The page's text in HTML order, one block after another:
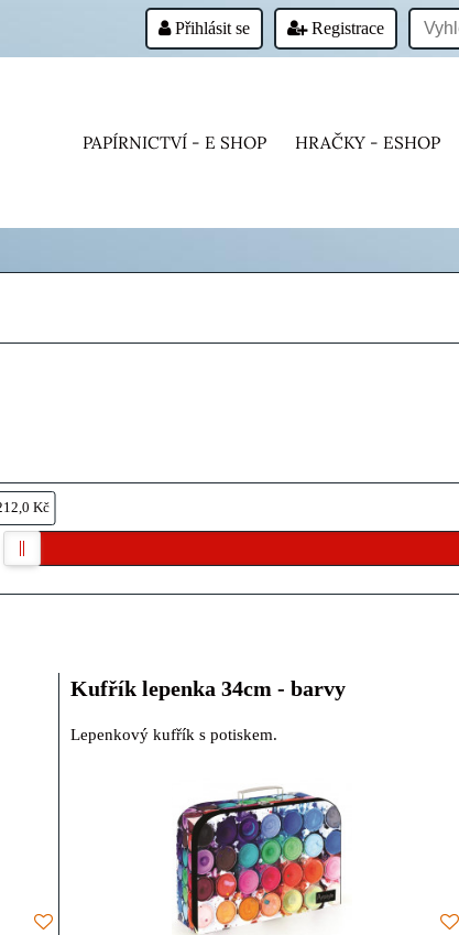
Přihlásit se Registrace
PAPÍRNICTVÍ - E SHOP HRAČKY - ESHOP
Kč
Kufřík lepenka 34cm - barvy
Lepenkový kufřík s potiskem.